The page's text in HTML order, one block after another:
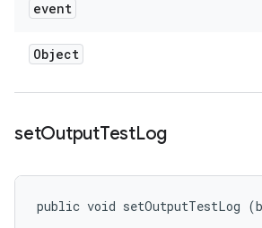
event
Object
setOutputTestLog
public void setOutputTestLog